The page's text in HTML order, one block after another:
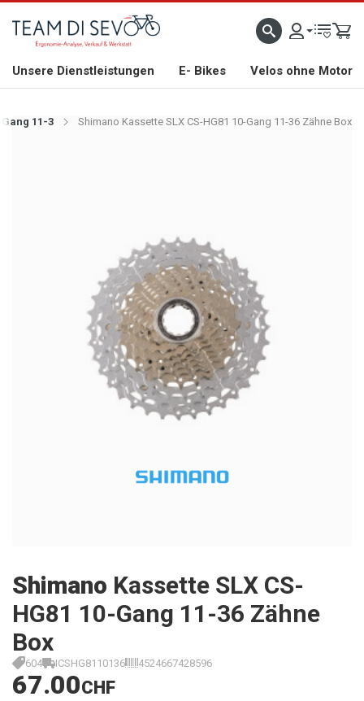
WILLKOMMEN GROSSE AUSWAHL AN RENNRÄDERN, GRAVEL, E-BIKES UND
Unsere Dienstleistungen E- Bikes Velos ohne Motor
11-3 Shimano Kassette SLX CS-HG81 10-Gang 11-36 Zähne Box
Shimano Kassette SLX CS-
HG81 10-Gang 11-36 Zähne
Box
604 ICSHG8110136 4524667428596
67.00CHF